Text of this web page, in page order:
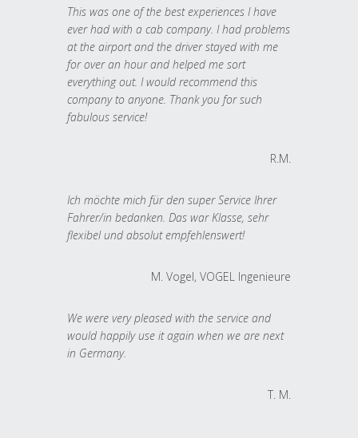
This was one of the best experiences I have
ever had with a cab company. I had problems
at the airport and the driver stayed with me
for over an hour and helped me sort
everything out. I would recommend this
company to anyone. Thank you for such
fabulous service!
R.M.
Ich möchte mich für den super Service Ihrer
Fahrer/in bedanken. Das war Klasse, sehr
flexibel und absolut empfehlenswert!
M. Vogel, VOGEL Ingenieure
We were very pleased with the service and
would happily use it again when we are next
in Germany.
T. M.